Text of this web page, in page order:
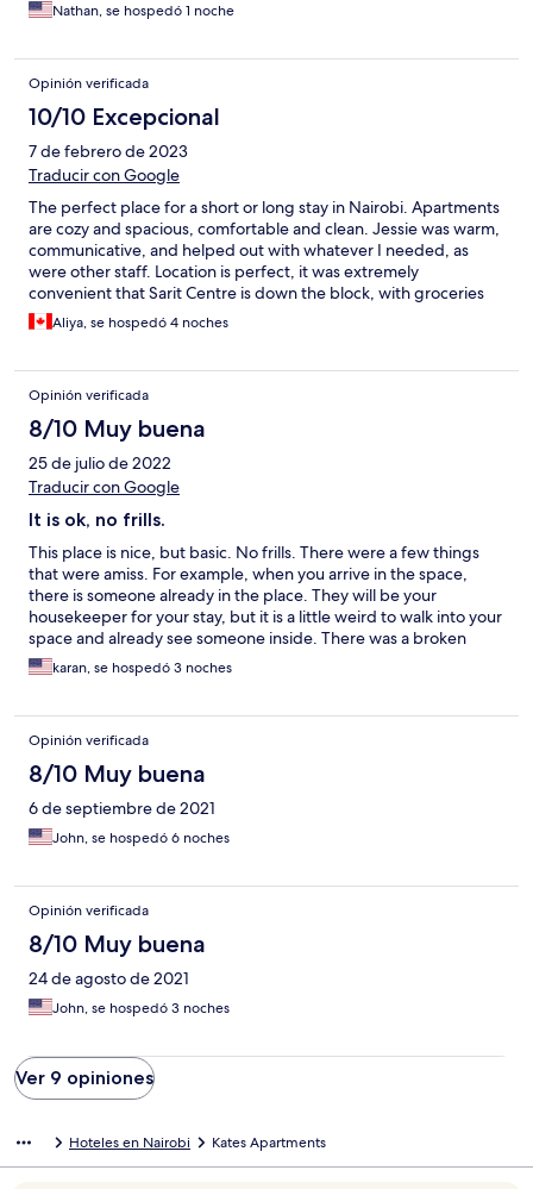
Nathan, se hospedó 1 noche
Opinión verificada
10/10 Excepcional
7 de febrero de 2023
Traducir con Google
The perfect place for a short or long stay in Nairobi. Apartments
are cozy and spacious, comfortable and clean. Jessie was warm,
communicative, and helped out with whatever I needed, as
were other staff. Location is perfect, it was extremely
convenient that Sarit Centre is down the block, with groceries
and absolutely anything else you might need. The pool was a
nice treat, I loved my daily evening swim before sunset.
Aliya, se hospedó 4 noches
Opinión verificada
8/10 Muy buena
25 de julio de 2022
Traducir con Google
It is ok, no frills.
This place is nice, but basic. No frills. There were a few things
that were amiss. For example, when you arrive in the space,
there is someone already in the place. They will be your
housekeeper for your stay, but it is a little weird to walk into your
space and already see someone inside. There was a broken
glass in the kitchen and an unzipped pillow on the couch. The
bistro is slow, and the staff seemed confused, not knowing the
goes till noon. That being said, its an ok place. If you are going
to have a long stay, this might be the place for you. The staff is
friendly and helpful. This would not be the place for a short
vacation.
karan, se hospedó 3 noches
Opinión verificada
8/10 Muy buena
6 de septiembre de 2021
John, se hospedó 6 noches
Opinión verificada
8/10 Muy buena
24 de agosto de 2021
John, se hospedó 3 noches
Ver 9 opiniones
Hoteles en Nairobi Kates Apartments